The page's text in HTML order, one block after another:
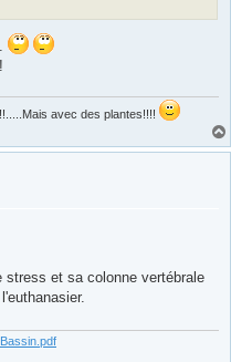
avec des plantes!!!!
stress et sa colonne vertébrale